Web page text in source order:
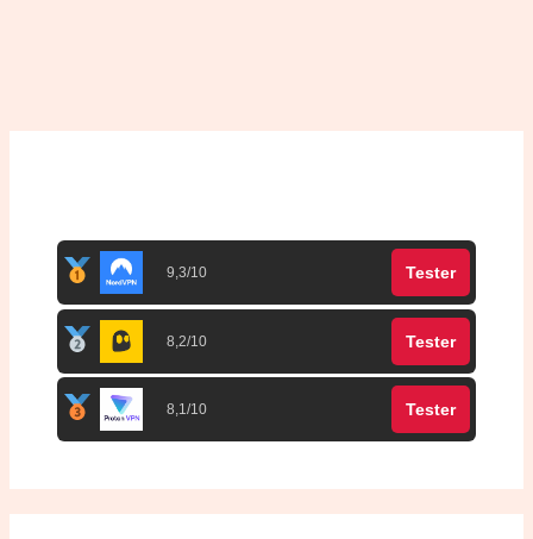
9,3/10 Tester
8,2/10 Tester
8,1/10 Tester